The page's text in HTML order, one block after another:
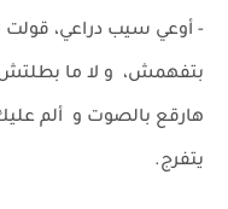
- أوعي سيب دراعي، قولت
بتفهمش، و لا ما بطلتش
هارقع بالصوت و ألم
يتفرج.